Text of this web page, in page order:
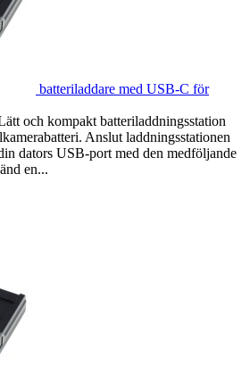
batteriladdare med USB-C för
och kompakt batteriladdningsstation
Anslut laddningsstationen
dators USB-port med den medföljande
en...